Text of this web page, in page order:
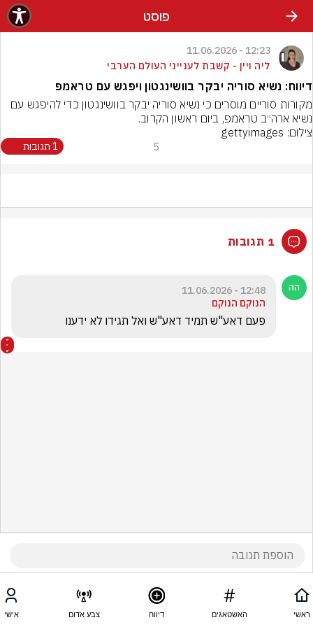
פוסט
12:23 - 11.06.2026
ליה ויין - קשבת לענייני העולם הערבי
דיווח: נשיא סוריה יבקר בוושינגטון ויפגש עם טראמפ
נשיא ארה״ב טראמפ, ביום ראשון הקרוב.
צילום: gettyimages
5 1 תגובות
1 תגובות
12:48 - 11.06.2026
הנוקם הנוקם
פעם דאע"ש תמיד דאע"ש ואל תגידו לא ידענו
ראשי האשטאגים דיווח צבע אדום אישי